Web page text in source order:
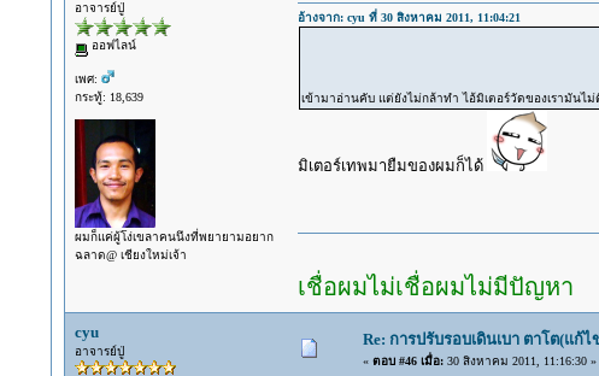
อาจารย์ปู่
ออฟไลน์
เพศ:
กระทู้: 18,639
ผมก็แค่ผู้โง่เขลาคนนึงที่พยายามอยาก
ฉลาด@ เชียงใหม่เจ้า
อ้างจาก: cyu ที่ 30 สิงหาคม 2011, 11:04:21
เข้ามาอ่านคับ แต่ยังไม่กล้าทำ ไอ้มิเตอร์วัดของเรามันไ
มิเตอร์เทพมายืมของผมก็ได้
ค้น
เชื่อผมไม่เชื่อผมไม่มีปัญหา
cyu
อาจารย์ปู่
Re: การปรับรอบเดินเบา ตาโต(แก้
« ตอบ #46 เมื่อ:30 สิงหาคม 2011, 11:16:30 »